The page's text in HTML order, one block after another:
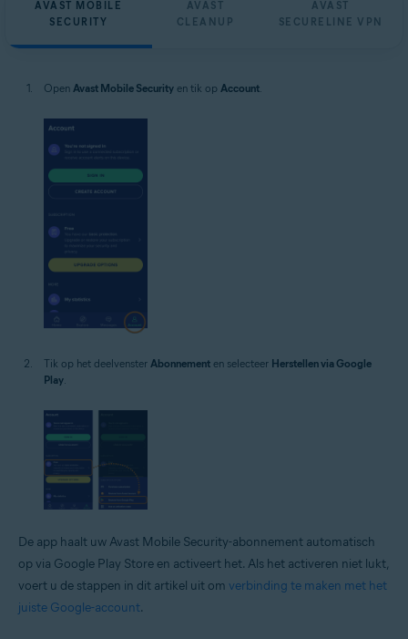
AVAST MOBILE
SECURITY
AVAST
CLEANUP
AVAST
SECURELINE VPN
Open Avast Mobile Security en tik op Account
Tik op het deelvenster Abonnement en selecteer Herstellen via Google
Play.
De app haalt uw Avast Mobile Security-abonnement automatisch
op via Google Play Store en activeert het. Als het activeren niet lukt,
voert u de stappen in dit artikel uit om verbinding te maken met het
juiste Google-account.